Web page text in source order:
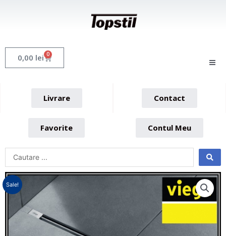
0,00 lei 0 Cart
Livrare Contact
Favorite Contul Meu
Sale!